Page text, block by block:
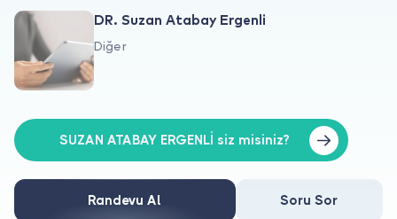
Hakkımızda
Doktorlar için
Doktor musunuz?
DR. Suzan Atabay Ergenli
Diğer
SUZAN ATABAY ERGENLİ siz misiniz?
Randevu Al Soru Sor